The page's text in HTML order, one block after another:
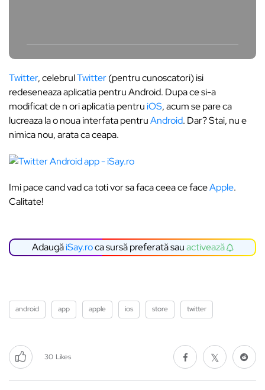
Twitter, celebrulTwitter(pentru cunoscatori) isi
redeseneaza aplicatia pentru Android. Dupa ce si-a
modificat de n ori aplicatia pentruiOS, acum se pare ca
lucreaza la o noua interfata pentruAndroid. Dar? Stai, nu e
nimica nou, arata ca ceapa.
Imi pace cand vad ca toti vor sa faca ceea ce faceApple.
Calitate!
AdaugăiSay.roca sursă preferată sauactivează
android app apple ios store twitter
30 Likes